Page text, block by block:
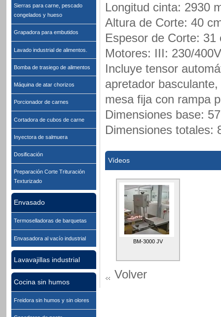
Sierras para carne, pescado
congelados y hueso
Grapadora para embutidos
Lavado industrial de alimentos.
Bomba de trasiego de alimentos
Máquina de atar chorizos
Porcionador de carnes
Cortadora de cubos de carne
Inyectora de salmuera
Dosificación
Preparación Corte Trituración
Texturizado
Envasado
Termoselladoras de barquetas
Envasadora al vacío industrial
Lavavajillas industrial
Cocina sin humos
Freidora sin humos y sin olores
Longitud cinta: 2930
Altura de Corte: 40
Espesor de Corte: 31
Motores: III: 230/
Incluye tensor
apretador
mesa fija con rampa
Dimensiones base:
Dimensiones totales:
Vídeos
BM-3000 JV
Volver